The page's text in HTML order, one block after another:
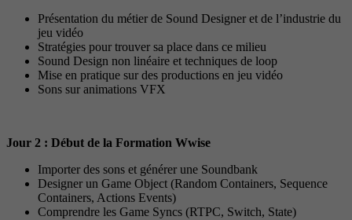
Présentation du métier de Sound Designer et de l’industrie du
jeu vidéo
Stratégies pour trouver sa place dans ce milieu
Sound Design non linéaire et techniques de loop
Mise en pratique sur des productions en jeu vidéo
Sons sur animations VFX
Jour 2 : Début de la Formation Wwise
Importer des sons et générer une Soundbank
Designer un Game Object (Random Containers, Sequence
Containers, Actions Events)
Comprendre les Game Syncs (RTPC, Switch, State)